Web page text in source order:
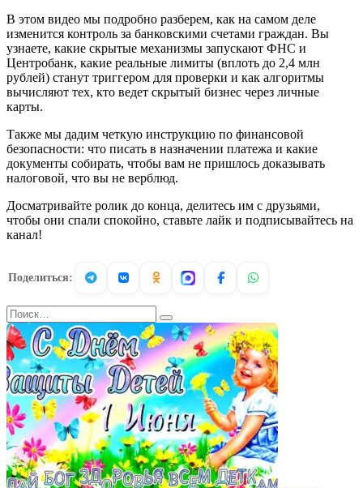
В этом видео мы подробно разберем, как на самом деле
изменится контроль за банковскими счетами граждан. Вы
узнаете, какие скрытые механизмы запускают ФНС и
Центробанк, какие реальные лимиты (вплоть до 2,4 млн
рублей) станут триггером для проверки и как алгоритмы
вычисляют тех, кто ведет скрытый бизнес через личные
карты.
Также мы дадим четкую инструкцию по финансовой
безопасности: что писать в назначении платежа и какие
документы собирать, чтобы вам не пришлось доказывать
налоговой, что вы не верблюд.
Досматривайте ролик до конца, делитесь им с друзьями,
чтобы они спали спокойно, ставьте лайк и подписывайтесь на
канал!
Поделиться:
Search
for: